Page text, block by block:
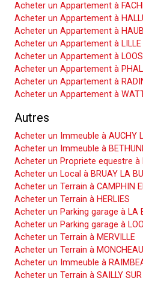
Acheter un Appartement à
Acheter un Appartement à
Acheter un Appartement à
Acheter un Appartement à LILLE
Acheter un Appartement à LOOS
Acheter un Appartement à
Acheter un Appartement à
Acheter un Appartement à
Autres
Acheter un Immeuble à AUCHY
Acheter un Immeuble à
Acheter un Propriete equestre à
Acheter un Local à BRUAY LA
Acheter un Terrain à CAMPHIN
Acheter un Terrain à HERLIES
Acheter un Parking garage à LA
Acheter un Parking garage à
Acheter un Terrain à MERVILLE
Acheter un Terrain à
Acheter un Immeuble à
Acheter un Terrain à SAILLY SUR